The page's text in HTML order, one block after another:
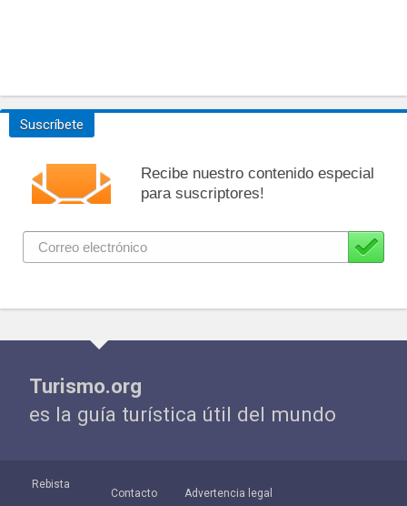
Suscríbete
Recibe nuestro contenido especial
para suscriptores!
Turismo.org
es la guía turística útil del mundo
Rebista
Contacto Advertencia legal